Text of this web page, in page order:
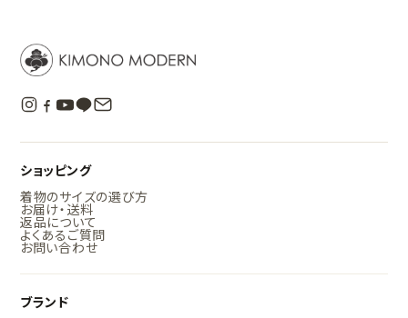
ショッピング
着物のサイズの選び方
お届け・送料
返品について
よくあるご質問
お問い合わせ
ブランド